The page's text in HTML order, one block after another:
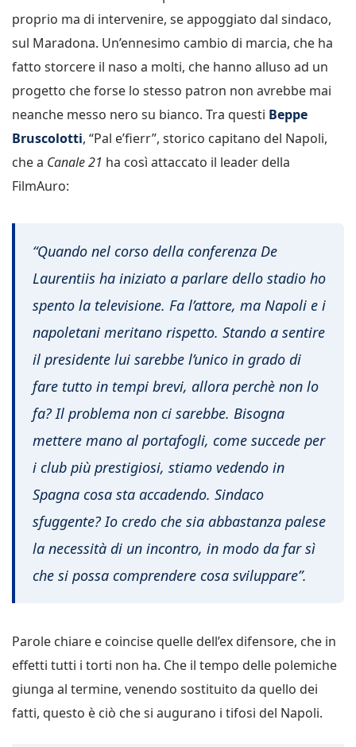
proprio ma di intervenire, se appoggiato dal sindaco,
sul Maradona. Un’ennesimo cambio di marcia, che ha
fatto storcere il naso a molti, che hanno alluso ad un
progetto che forse lo stesso patron non avrebbe mai
neanche messo nero su bianco. Tra questi Beppe
Bruscolotti, “Pal e’fierr”, storico capitano del Napoli,
che a Canale 21 ha così attaccato il leader della
FilmAuro:
“Quando nel corso della conferenza De
Laurentiis ha iniziato a parlare dello stadio ho
spento la televisione. Fa l’attore, ma Napoli e i
napoletani meritano rispetto. Stando a sentire
il presidente lui sarebbe l’unico in grado di
fare tutto in tempi brevi, allora perchè non lo
fa? Il problema non ci sarebbe. Bisogna
mettere mano al portafogli, come succede per
i club più prestigiosi, stiamo vedendo in
Spagna cosa sta accadendo. Sindaco
sfuggente? Io credo che sia abbastanza palese
la necessità di un incontro, in modo da far sì
che si possa comprendere cosa sviluppare”.
Parole chiare e coincise quelle dell’ex difensore, che in
effetti tutti i torti non ha. Che il tempo delle polemiche
giunga al termine, venendo sostituito da quello dei
fatti, questo è ciò che si augurano i tifosi del Napoli.